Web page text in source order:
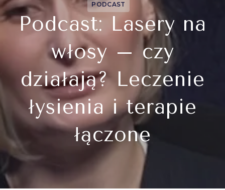
PODCAST
Podcast: Lasery na
włosy – czy
działają? Leczenie
łysienia i terapie
łączone